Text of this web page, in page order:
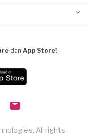
dan App Store!
All rights